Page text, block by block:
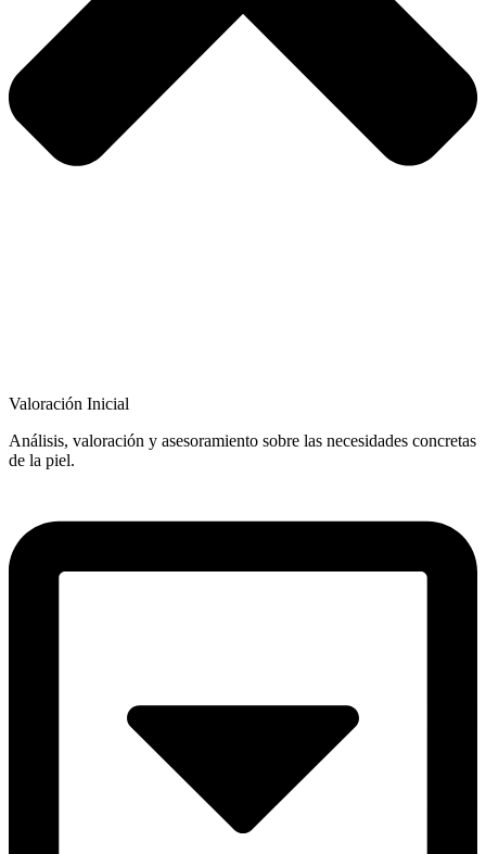
Valoración Inicial
Análisis, valoración y asesoramiento sobre las necesidades concretas
de la piel.